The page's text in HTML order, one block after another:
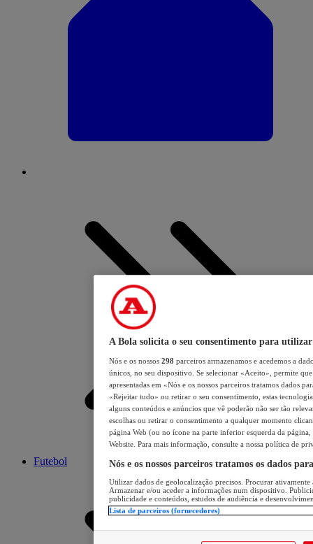
Futebol
A Bola solicita o seu consentimento para utilizar
Nós e os nossos 298 parceiros armazenamos e acedemos a
únicos, no seu dispositivo. Se selecionar «Aceito», permite
apresentadas em «Nós e os nossos parceiros tratamos dados
«Rejeitar tudo» ou retirar o seu consentimento, estas
alguns conteúdos e anúncios que vê poderão não ser tão
escolhas ou retirar o consentimento a qualquer momento
página Web (ou no ícone na parte inferior esquerda da página,
Website. Para mais informação, consulte a nossa política de
Nós e os nossos parceiros tratamos os dados
Utilizar dados de geolocalização precisos. Procurar
Armazenar e/ou aceder a informações num dispositivo.
publicidade e conteúdos, estudos de audiência e
Lista de parceiros (fornecedores)